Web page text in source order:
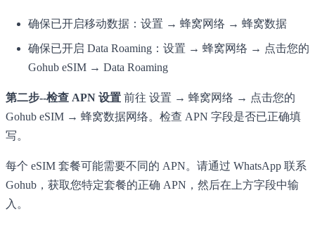
确保已开启移动数据：设置 → 蜂窝网络 → 蜂窝数据
确保已开启 Data Roaming：设置 → 蜂窝网络 → 点击您的
Gohub eSIM → Data Roaming
第二步--检查 APN 设置 前往 设置 → 蜂窝网络 → 点击您的
Gohub eSIM → 蜂窝数据网络。检查 APN 字段是否已正确填
写。
每个 eSIM 套餐可能需要不同的 APN。请通过 WhatsApp 联系
Gohub，获取您特定套餐的正确 APN，然后在上方字段中输
入。